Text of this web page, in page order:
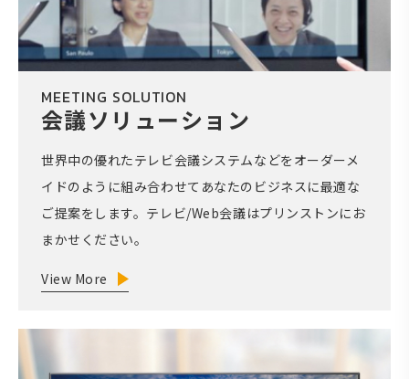
MEETING SOLUTION
会議ソリューション
世界中の優れたテレビ会議システムなどをオーダーメ
イドのように組み合わせてあなたのビジネスに最適な
ご提案をします。テレビ/Web会議はプリンストンにお
まかせください。
View More